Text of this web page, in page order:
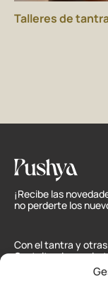
Talleres de
¡Recibe las
no perderte los
Con el tantra y
Gestalt quiero
comprensión de ti